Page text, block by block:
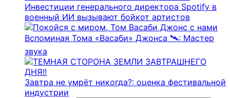
Инвестиции генерального директора Spotify в
военный ИИ вызывают бойкот артистов
Вспоминая Тома «Васаби» Джонса 🛰️: Мастер
звука
Завтра не умрёт никогда?: оценка фестивальной
индустрии